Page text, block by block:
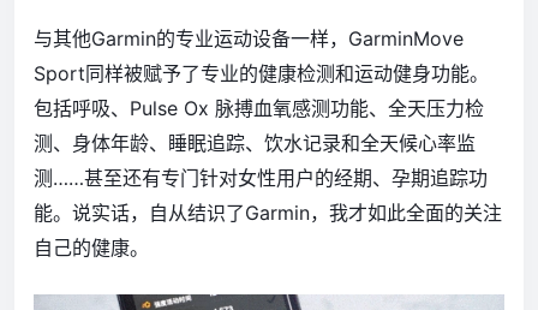
与其他Garmin的专业运动设备一样，GarminMove
Sport同样被赋予了专业的健康检测和运动健身功能。
包括呼吸、Pulse Ox 脉搏血氧感测功能、全天压力检
测、身体年龄、睡眠追踪、饮水记录和全天候心率监
测……甚至还有专门针对女性用户的经期、孕期追踪功
能。说实话，自从结识了Garmin，我才如此全面的关注
自己的健康。